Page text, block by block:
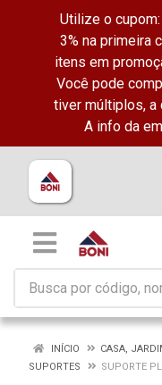
Utilize o
3% na primeira
itens em
Você pode
tiver múltiplos, a
A info da
INÍCIO
CASA,
SUPORTES
SUPORTE